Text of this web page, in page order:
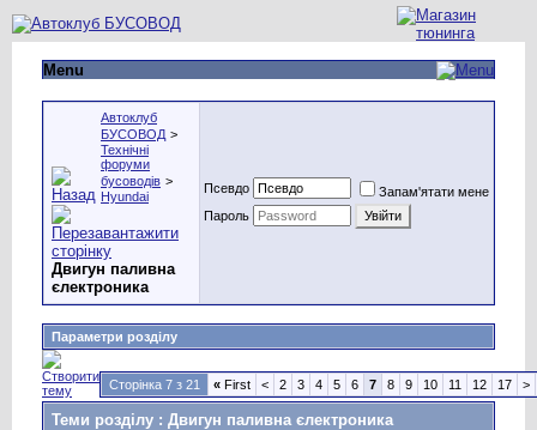
Menu
Автоклуб
БУСОВОД >
Технічні
форуми
бусоводів >
Hyundai
Двигун паливна
єлектроника
Псевдо
Запам'ятати мене
Пароль
Параметри розділу
Сторінка 7 з 21 « First < 2 3 4 5 6 7 8 9 10 11 12 17 >
Теми розділу : Двигун паливна єлектроника